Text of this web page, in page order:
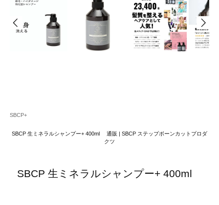
SBCP+
SBCP 生ミネラルシャンプー+ 400ml 通販 | SBCP ステップボーンカットプロダ
クツ
SBCP 生ミネラルシャンプー+ 400ml